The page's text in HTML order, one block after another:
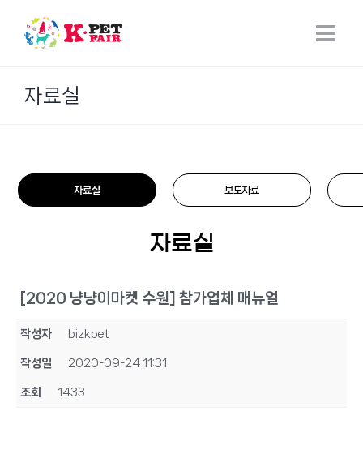
content
자료실
자료실 보도자료
자료실
[2020 냥냥이마켓 수원] 참가업체 매뉴얼
작성자 bizkpet
작성일 2020-09-24 11:31
조회 1433